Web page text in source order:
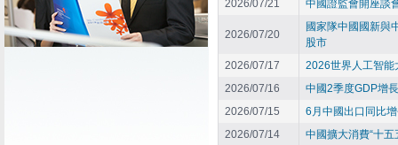
2026/07/21
中國證監會開座談
2026/07/20
國家隊中國國新與
股市
2026/07/17
2026世界人工智能
2026/07/16
中國2季度GDP增
2026/07/15
6月中國出口同比
2026/07/14
中國擴大消費“十五